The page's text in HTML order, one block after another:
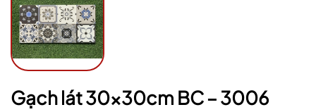
Gạch lát 30x30cm BC – 3006